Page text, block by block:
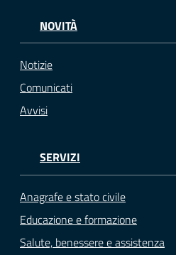
NOVITÀ
Notizie
Comunicati
Avvisi
SERVIZI
Anagrafe e stato civile
Educazione e formazione
Salute, benessere e assistenza